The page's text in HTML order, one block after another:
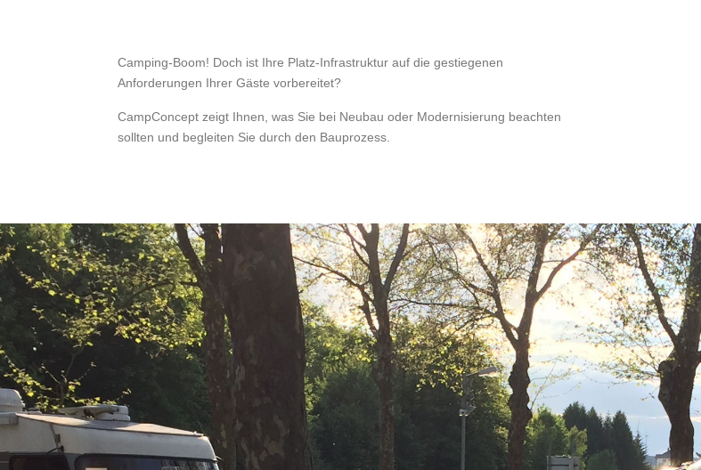
Camping-Boom! Doch ist Ihre Platz-Infrastruktur auf die gestiegenen
Anforderungen Ihrer Gäste vorbereitet?
CampConcept zeigt Ihnen, was Sie bei Neubau oder Modernisierung beachten
sollten und begleiten Sie durch den Bauprozess.